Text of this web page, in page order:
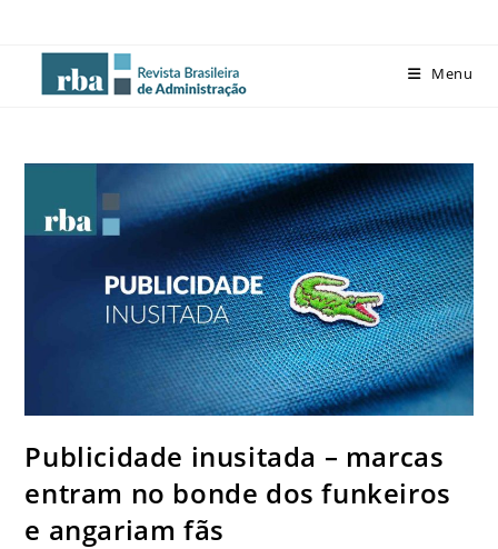
Menu
Publicidade inusitada – marcas
entram no bonde dos funkeiros
e angariam fãs